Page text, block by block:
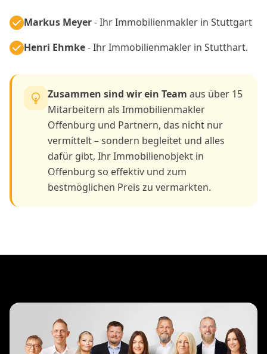
Markus Meyer- Ihr Immobilienmakler in Stuttgart
Henri Ehmke- Ihr Immobilienmakler in Stutthart.
Zusammen sind wir ein Team aus über 15
Mitarbeitern als Immobilienmakler
Offenburg und Partnern, das nicht nur
vermittelt – sondern begleitet und alles
dafür gibt, Ihr Immobilienobjekt in
Offenburg so effektiv und zum
bestmöglichen Preis zu vermarkten.